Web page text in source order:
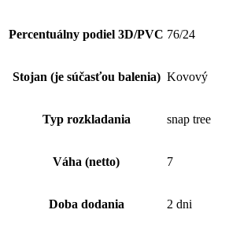
Percentuálny podiel 3D/PVC 76/24
Stojan (je súčasťou balenia) Kovový
Typ rozkladania snap tree
Váha (netto) 7
Doba dodania 2 dni